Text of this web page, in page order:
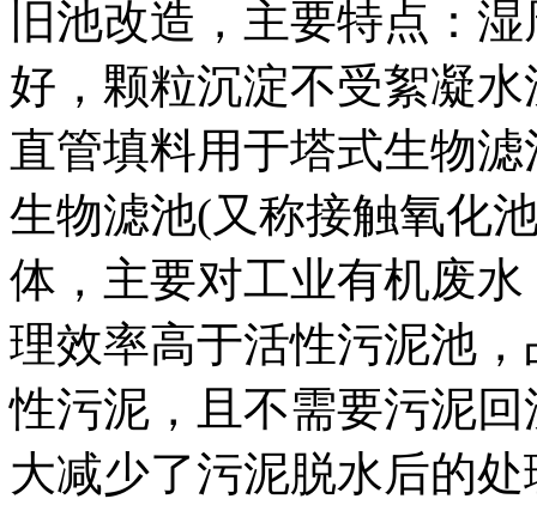
旧池改造，主要特点：
好，颗粒沉淀不受絮凝
直管填料用于塔式生物
生物滤池(又称接触氧化
体，主要对工业有机废
理效率高于活性污泥池
性污泥，且不需要污泥
大减少了污泥脱水后的